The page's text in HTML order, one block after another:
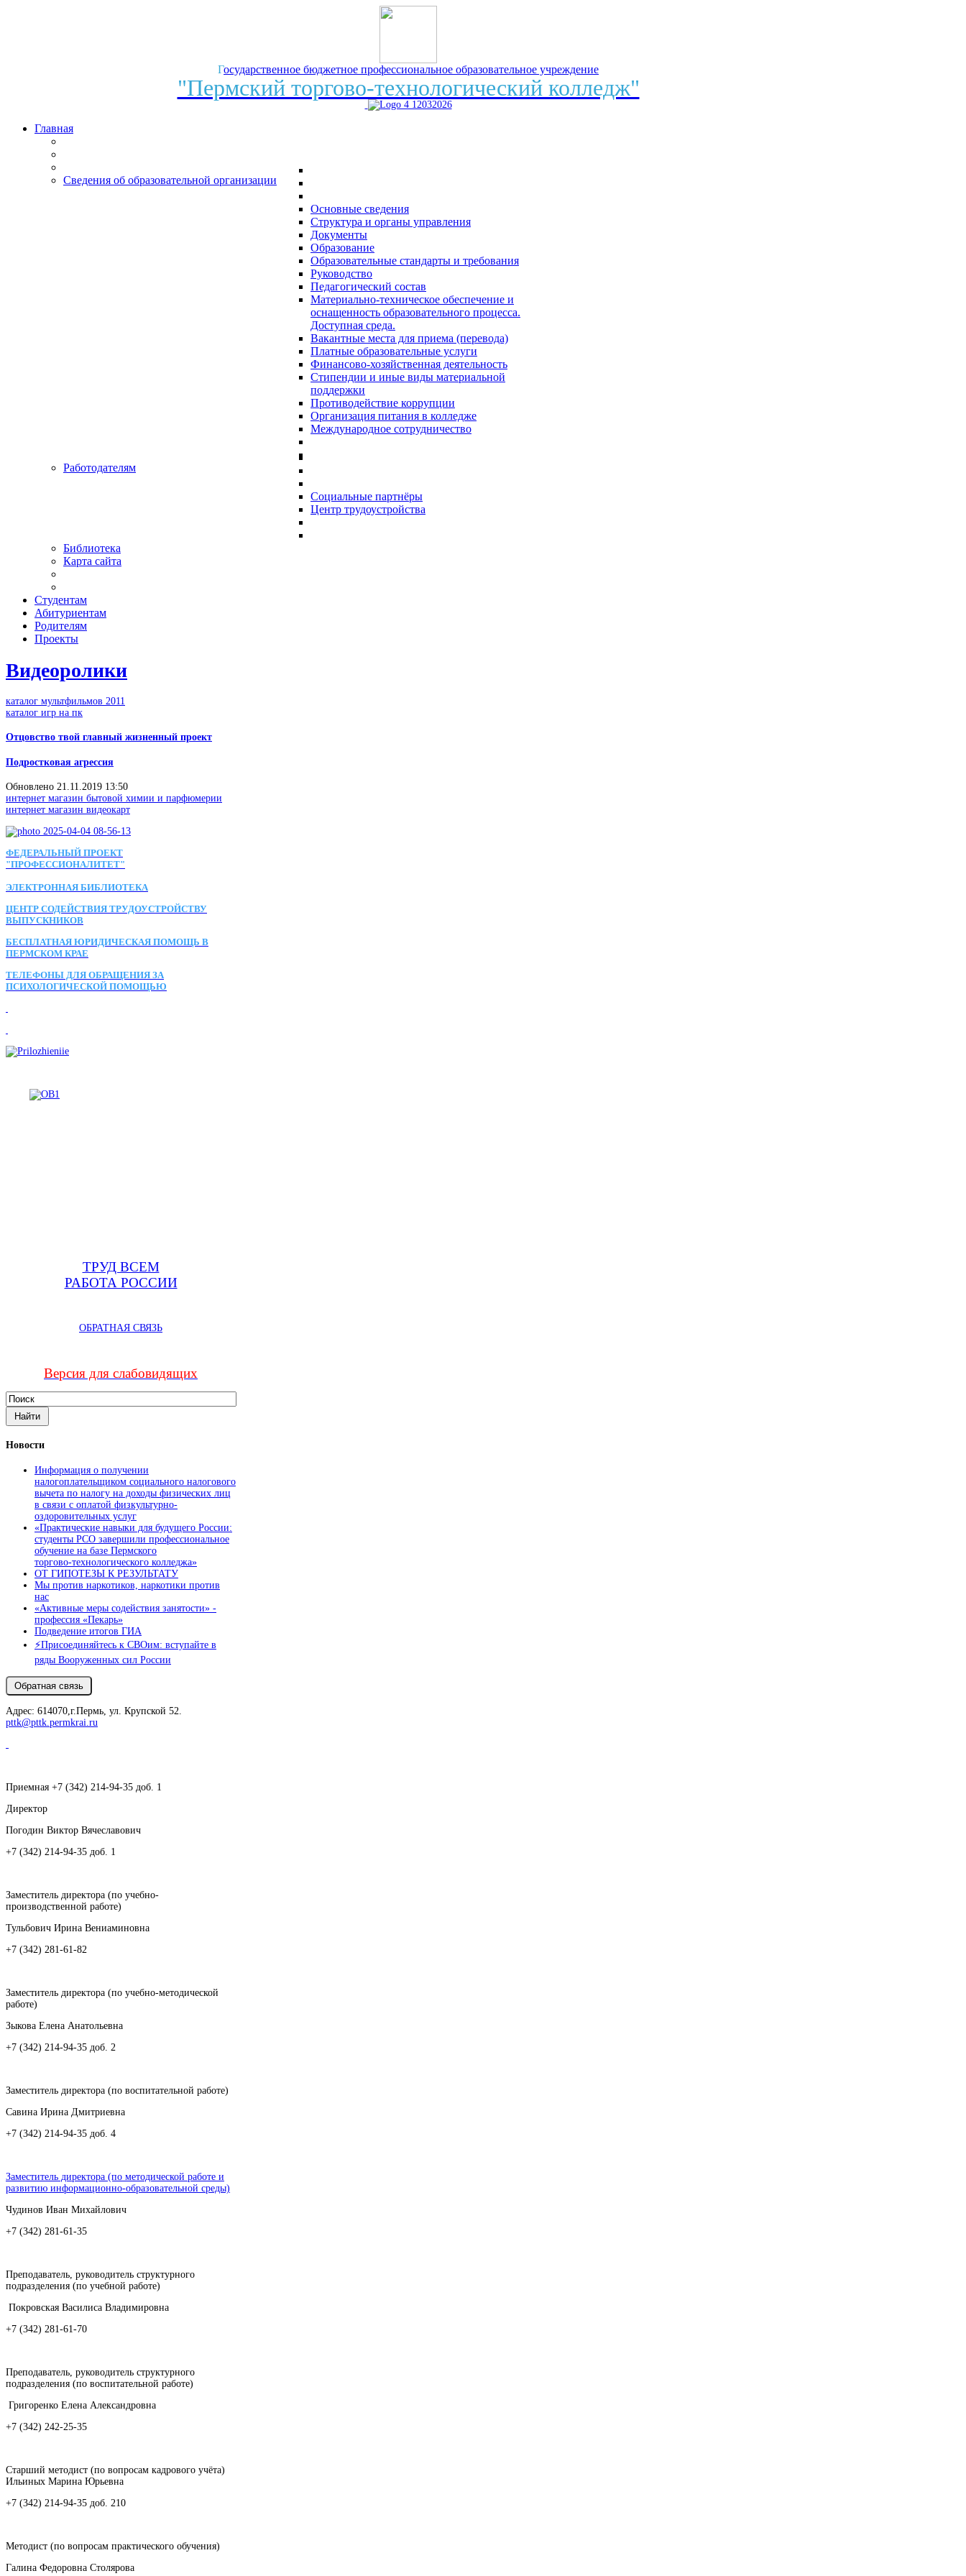
Государственное бюджетное профессиональное образовательное учреждение
"Пермский торгово-технологический колледж"
Главная
Сведения об образовательной организации
Основные сведения
Структура и органы управления
Документы
Образование
Образовательные стандарты и требования
Руководство
Педагогический состав
Материально-техническое обеспечение и
оснащенность образовательного процесса.
Доступная среда.
Вакантные места для приема (перевода)
Платные образовательные услуги
Финансово-хозяйственная деятельность
Стипендии и иные виды материальной
поддержки
Противодействие коррупции
Организация питания в колледже
Международное сотрудничество
Работодателям
Социальные партнёры
Центр трудоустройства
Библиотека
Карта сайта
Студентам
Абитуриентам
Родителям
Проекты
Видеоролики
каталог мультфильмов 2011
каталог игр на пк
Отцовство твой главный жизненный проект
Подростковая агрессия
Обновлено 21.11.2019 13:50
интернет магазин бытовой химии и парфюмерии
интернет магазин видеокарт
ФЕДЕРАЛЬНЫЙ ПРОЕКТ
"ПРОФЕССИОНАЛИТЕТ"
ЭЛЕКТРОННАЯ БИБЛИОТЕКА
ЦЕНТР СОДЕЙСТВИЯ ТРУДОУСТРОЙСТВУ
ВЫПУСКНИКОВ
БЕСПЛАТНАЯ ЮРИДИЧЕСКАЯ ПОМОЩЬ В
ПЕРМСКОМ КРАЕ
ТЕЛЕФОНЫ ДЛЯ ОБРАЩЕНИЯ ЗА
ПСИХОЛОГИЧЕСКОЙ ПОМОЩЬЮ
ТРУД ВСЕМ
РАБОТА РОССИИ
ОБРАТНАЯ СВЯЗЬ
Версия для слабовидящих
Новости
Информация о получении
налогоплательщиком социального налогового
вычета по налогу на доходы физических лиц
в связи с оплатой физкультурно-
оздоровительных услуг
«Практические навыки для будущего России:
студенты РСО завершили профессиональное
обучение на базе Пермского
торгово‑технологического колледжа»
ОТ ГИПОТЕЗЫ К РЕЗУЛЬТАТУ
Мы против наркотиков, наркотики против
нас
«Активные меры содействия занятости» -
профессия «Пекарь»
Подведение итогов ГИА
⚡️Присоединяйтесь к СВОим: вступайте в
ряды Вооруженных сил России
Адрес: 614070,г.Пермь, ул. Крупской 52.
pttk@pttk.permkrai.ru
Приемная +7 (342) 214-94-35 доб. 1
Директор
Погодин Виктор Вячеславович
+7 (342) 214-94-35 доб. 1
Заместитель директора (по учебно-
производственной работе)
Тульбович Ирина Вениаминовна
+7 (342) 281-61-82
Заместитель директора (по учебно-методической
работе)
Зыкова Елена Анатольевна
+7 (342) 214-94-35 доб. 2
Заместитель директора (по воспитательной работе)
Савина Ирина Дмитриевна
+7 (342) 214-94-35 доб. 4
Заместитель директора (по методической работе и
развитию информационно-образовательной среды)
Чудинов Иван Михайлович
+7 (342) 281-61-35
Преподаватель, руководитель структурного
подразделения (по учебной работе)
Покровская Василиса Владимировна
+7 (342) 281-61-70
Преподаватель, руководитель структурного
подразделения (по воспитательной работе)
Григоренко Елена Александровна
+7 (342) 242-25-35
Старший методист (по вопросам кадрового учёта)
Ильиных Марина Юрьевна
+7 (342) 214-94-35 доб. 210
Методист (по вопросам практического обучения)
Галина Федоровна Столярова